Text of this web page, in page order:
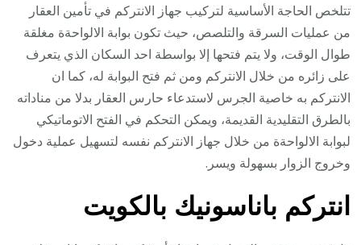
تتلخص الحاجة الأساسية لتركيب جهاز الانتركم في تأمين العقار
من عمليات السرقة والتلصص، حيث تكون بوابة الالواحةة مغلقة
طوال الوقت، ولا يتم فتحها إلا بواسطة احد السكان الذي يتعرف
على زائره من خلال الانتركم ومن ثم فتح البوابة له، كما ان
الانتركم به خاصية الجرس لاستدعاء حارس العقار بدلا من مناداته
بالطرق التقليدية القديمة، ويمكن التحكم في الفتح الاتوماتيكي
لبوابة الالواحةة من خلال جهاز الانتركم نفسه لتسهيل عملية دخول
وخروج الزوار بسهولة ويسر.
انتركم باناسونيك بالكويت